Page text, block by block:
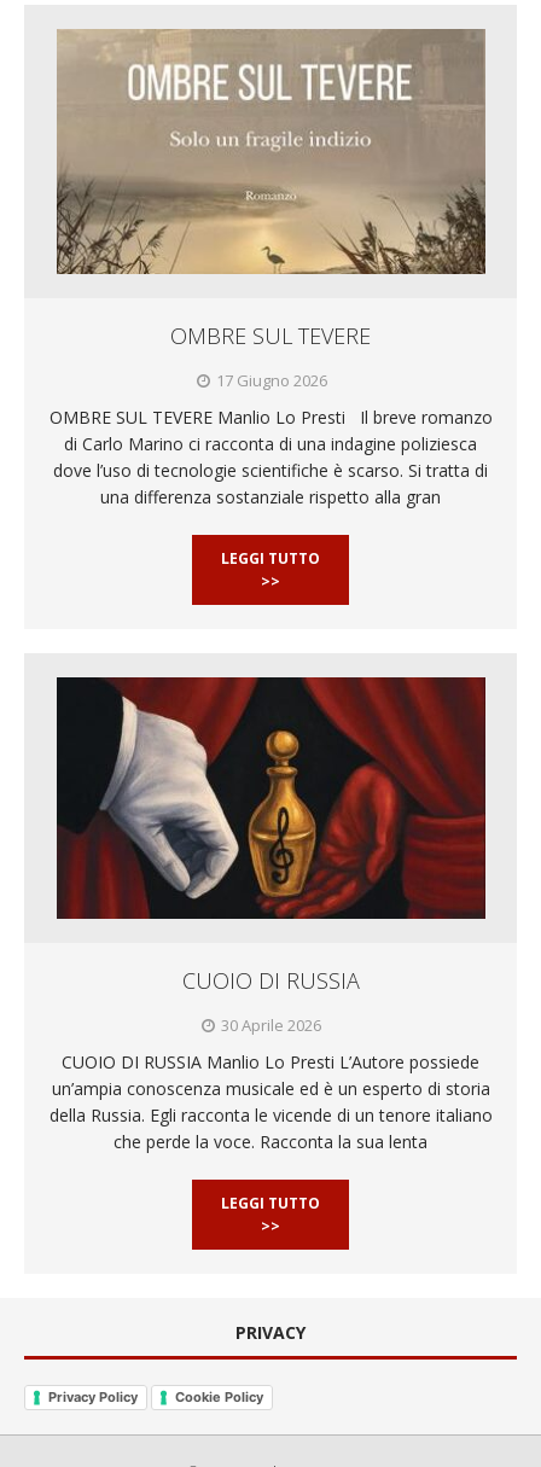
OMBRE SUL TEVERE
17 Giugno 2026
OMBRE SUL TEVERE Manlio Lo Presti Il breve romanzo
di Carlo Marino ci racconta di una indagine poliziesca
dove l’uso di tecnologie scientifiche è scarso. Si tratta di
una differenza sostanziale rispetto alla gran
LEGGI TUTTO
>>
CUOIO DI RUSSIA
30 Aprile 2026
CUOIO DI RUSSIA Manlio Lo Presti L’Autore possiede
un’ampia conoscenza musicale ed è un esperto di storia
della Russia. Egli racconta le vicende di un tenore italiano
che perde la voce. Racconta la sua lenta
LEGGI TUTTO
>>
PRIVACY
Privacy Policy Cookie Policy